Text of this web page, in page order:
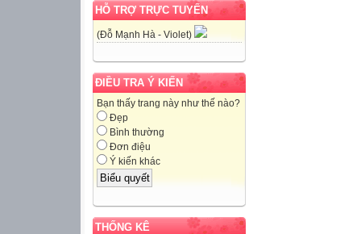
HỖ TRỢ TRỰC TUYẾN
(Đỗ Mạnh Hà - Violet)
ĐIỀU TRA Ý KIẾN
Bạn thấy trang này như thế nào?
Đẹp
Bình thường
Đơn điệu
Ý kiến khác
THỐNG KÊ